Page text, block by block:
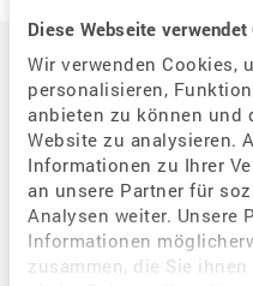
Diese Webseite verwendet
Wir verwenden Cookies,
personalisieren,
anbieten zu können und
Website zu analysieren.
Informationen zu Ihrer
an unsere Partner für
Analysen weiter. Unsere
Informationen
zusammen, die Sie
Auf einen
Der Weg zum eigenen
Situation / Diagnostik
Wie kann assistierte
Welche Bedeutung hat der
Warum habe ich Probleme,